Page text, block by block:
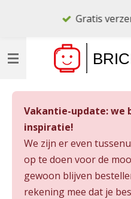
de
Gratis
Vakantie-update: we
inspiratie!
We zijn er even
op te doen voor de
gewoon blijven
rekening mee dat je